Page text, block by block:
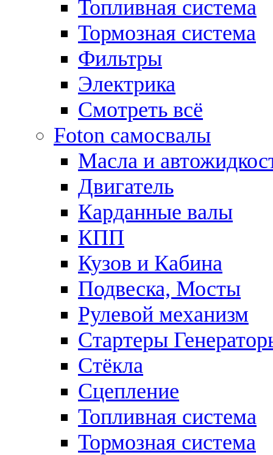
Топливная система
Тормозная система
Фильтры
Электрика
Смотреть всё
Foton самосвалы
Масла и
Двигатель
Карданные валы
КПП
Кузов и Кабина
Подвеска, Мосты
Рулевой механизм
Стартеры
Стёкла
Сцепление
Топливная система
Тормозная система